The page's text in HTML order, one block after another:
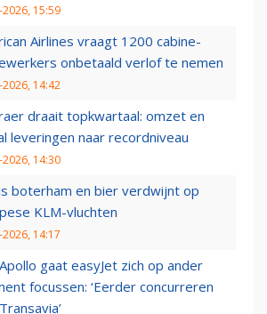
2026, 15:59
Airlines vraagt 1200 cabine-
onbetaald verlof te nemen
2026, 14:42
draait topkwartaal: omzet en
leveringen naar recordniveau
2026, 14:30
boterham en bier verdwijnt op
KLM-vluchten
14:17
gaat easyJet zich op ander
focussen: ‘Eerder concurreren